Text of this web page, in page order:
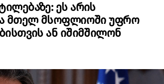
Ეს Არის
Მთელ Მსოფლიოში Უფრო
Ან Იშიმშილონ